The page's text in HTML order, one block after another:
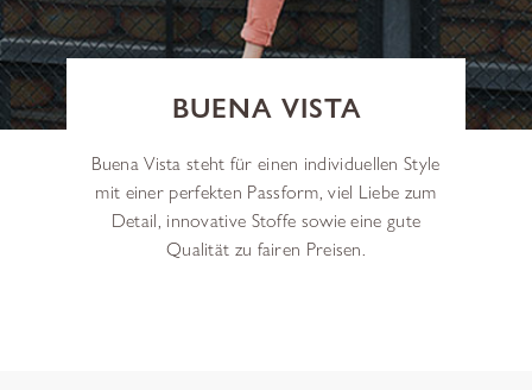
BUENA VISTA
Buena Vista steht für einen individuellen Style
mit einer perfekten Passform, viel Liebe zum
Detail, innovative Stoffe sowie eine gute
Qualität zu fairen Preisen.